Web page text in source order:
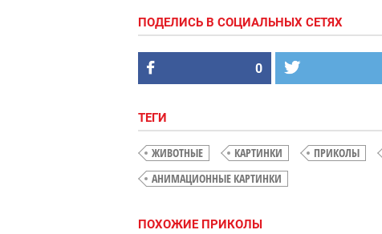
ПОДЕЛИСЬ В СОЦИАЛЬНЫХ СЕТЯХ
0
ТЕГИ
ЖИВОТНЫЕ КАРТИНКИ ПРИКОЛЫ
АНИМАЦИОННЫЕ КАРТИНКИ
ПОХОЖИЕ ПРИКОЛЫ